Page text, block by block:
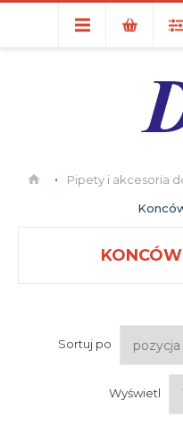
Pipety i akcesoria
Sortuj po
Wyświetl